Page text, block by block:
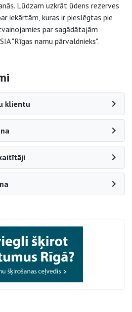
Lūdzam uzkrāt ūdens rezerves
iekārtām, kuras ir pieslēgtas pie
par sagādātajām
"Rīgas namu pārvaldnieks".
klientu